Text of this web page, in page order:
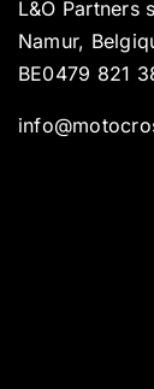
L&O Partners
Namur,
BE0479 821